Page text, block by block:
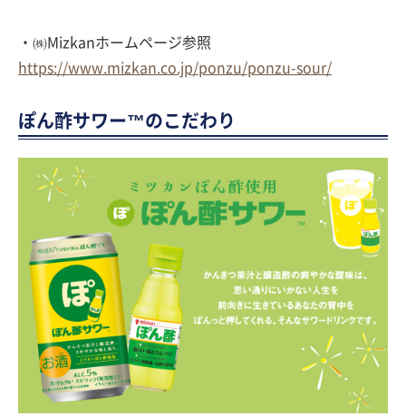
・㈱Mizkanホームページ参照
https://www.mizkan.co.jp/ponzu/ponzu-sour/
ぽん酢サワー™のこだわり